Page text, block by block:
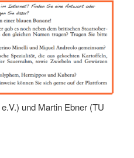
und Martin Ebner (TU